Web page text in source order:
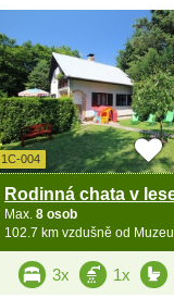
1C-004
Max. 8 osob
3x 1x